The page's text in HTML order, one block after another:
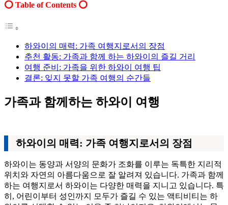
Table of Contents
하와이의 매력: 가족 여행지로서의 장점
추천 활동: 가족과 함께 하는 하와이의 즐길 거리
여행 준비: 가족을 위한 하와이 여행 팁
결론: 잊지 못할 가족 여행의 순간들
가족과 함께하는 하와이 여행
하와이의 매력: 가족 여행지로서의 장점
하와이는 동양과 서양의 문화가 조화를 이루는 독특한 지리적
위치와 자연의 아름다움으로 잘 알려져 있습니다. 가족과 함께
하는 여행지로서 하와이는 다양한 매력을 지니고 있습니다. 특
히, 어린이부터 성인까지 모두가 즐길 수 있는 액티비티는 하